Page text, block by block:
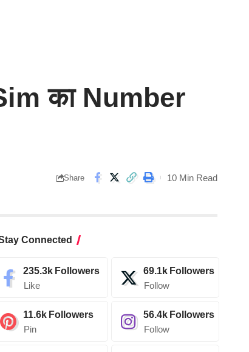
का Number
Share 10 Min Read
Connected
235.3k Followers
Like
69.1k Followers
Follow
11.6k Followers
Pin
56.4k Followers
Follow